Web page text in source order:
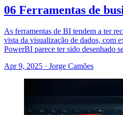
06 Ferramentas de
As ferramentas de BI tendem a ter
vista da visualização de dados, com
PowerBI parece ter sido desenhado
Apr 9, 2025 · Jorge Camões